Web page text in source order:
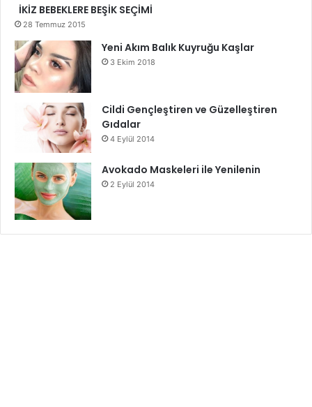
İKİZ BEBEKLERE BEŞİK SEÇİMİ
28 Temmuz 2015
Yeni Akım Balık Kuyruğu Kaşlar
3 Ekim 2018
Cildi Gençleştiren ve Güzelleştiren
Gıdalar
4 Eylül 2014
Avokado Maskeleri ile Yenilenin
2 Eylül 2014